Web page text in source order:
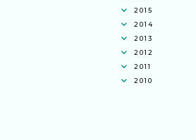
2015
2014
2013
2012
2011
2010